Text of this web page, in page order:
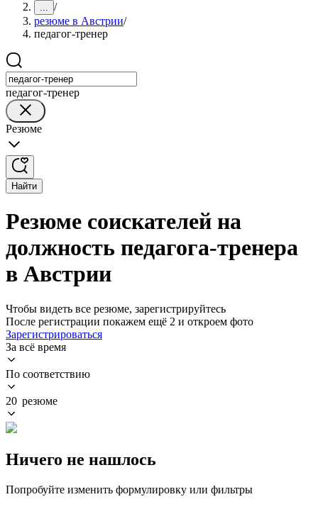
... /
резюме в Австрии/
педагог-тренер
педагог-тренер
Резюме
Найти
Резюме соискателей на
должность педагога-тренера
в Австрии
Чтобы видеть все резюме, зарегистрируйтесь
После регистрации покажем ещё 2 и откроем фото
Зарегистрироваться
За всё время
По соответствию
20 резюме
Ничего не нашлось
Попробуйте изменить формулировку или фильтры